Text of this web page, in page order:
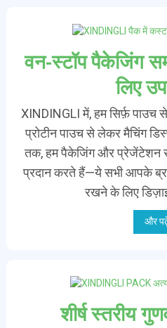
वन-स्टॉप पैकेजिंग
लिए
XINDINGLI में, हम सिर्फ़
प्रोटीन पाउच से लेकर मैचिंग
तक, हम पैकेजिंग और प्रेजेंटेशन
प्रदान करते हैं—ये सभी आपके
रखने के लिए
और
शीर्ष स्तरीय